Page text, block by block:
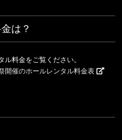
は？
料金をご覧ください。
開催のホールレンタル料金表